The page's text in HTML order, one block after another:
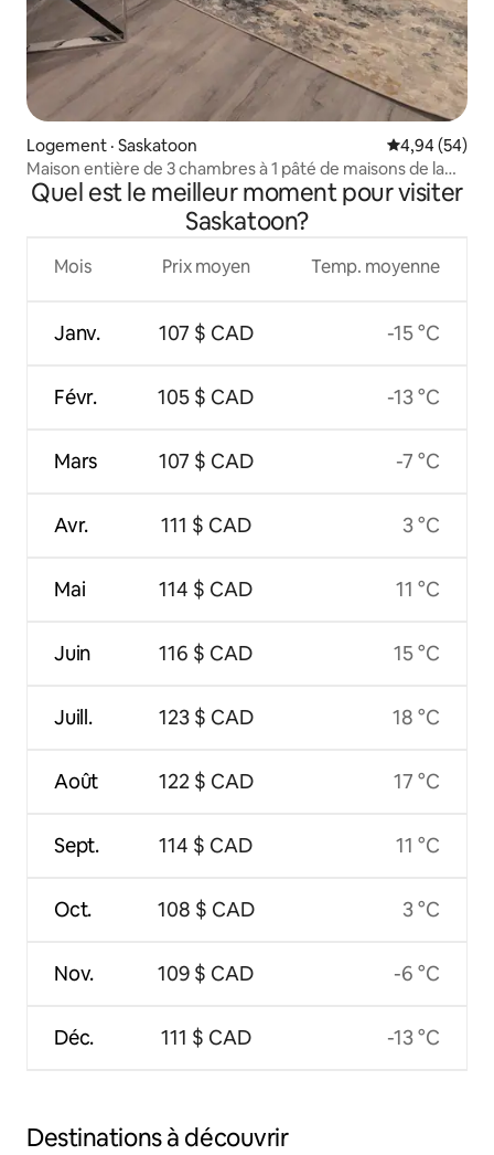
Logement · Saskatoon Note
4,94 (54)
Maison entière de 3 chambres à 1 pâté de maisons de la
rivière/5 minutes à pied du centre-ville
Quel est le meilleur moment pour visiter
Saskatoon?
Mois
Janv.
Févr.
Mars
Avr.
Mai
Juin
Juill.
Août
Sept.
Oct.
Nov.
Déc.
Prix moyen
107 $ CAD
105 $ CAD
107 $ CAD
111 $ CAD
114 $ CAD
116 $ CAD
123 $ CAD
122 $ CAD
114 $ CAD
108 $ CAD
109 $ CAD
111 $ CAD
Temp. moyenne
-15 °C
-13 °C
-7 °C
3 °C
11 °C
15 °C
18 °C
17 °C
11 °C
3 °C
-6 °C
-13 °C
Destinations à découvrir